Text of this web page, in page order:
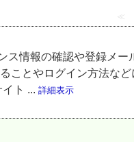
≪
ス情報の確認や登録メ
ことやログイン方法な
ト ... 詳細表示